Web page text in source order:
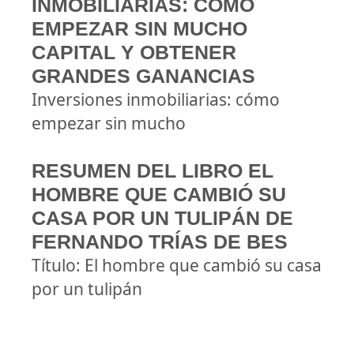
INMOBILIARIAS: CÓMO
EMPEZAR SIN MUCHO
CAPITAL Y OBTENER
GRANDES GANANCIAS
Inversiones inmobiliarias: cómo
empezar sin mucho
RESUMEN DEL LIBRO EL
HOMBRE QUE CAMBIÓ SU
CASA POR UN TULIPÁN DE
FERNANDO TRÍAS DE BES
Título: El hombre que cambió su casa
por un tulipán